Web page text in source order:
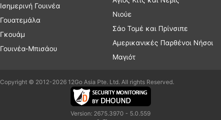
Ισημερινή Γουινέα
Γουατεμάλα
Γκουάμ
Γουινέα-Μπισάου
Νιούε
Σάο Τομέ και Πρίνσιπε
Αμερικανικές Παρθένοι Νήσοι
Μαγιότ
Copyright © 2012-2026 12Go Asia Pte. Ltd. All rights Reserved.
Version: 2675.3970 - 5.0.559